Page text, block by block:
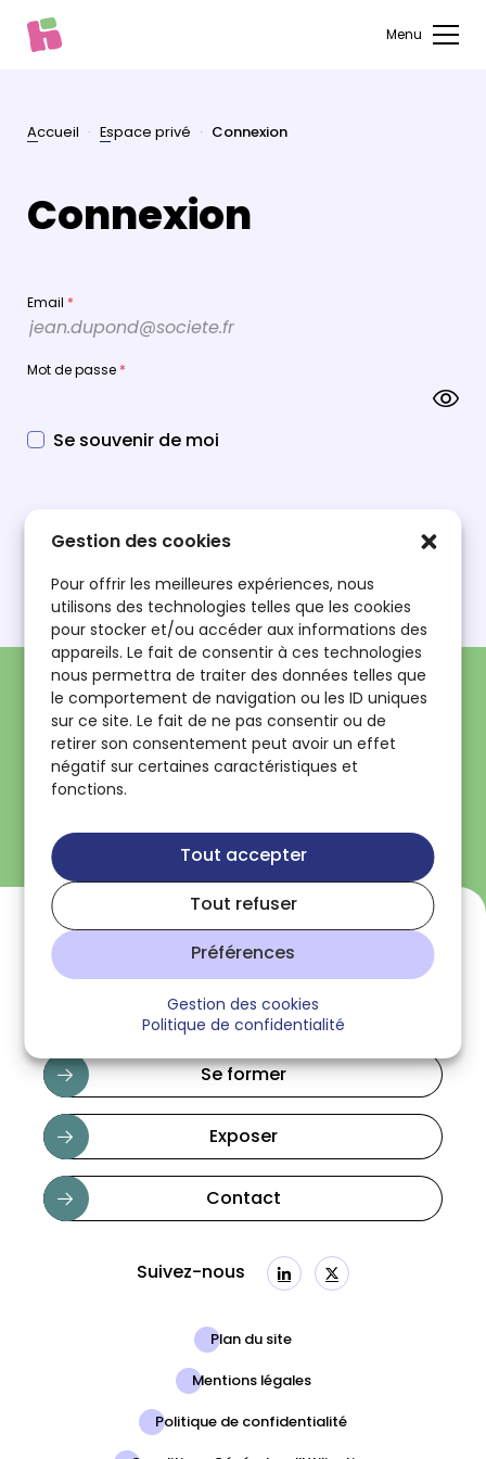
Gestion des cookies
Pour offrir les meilleures expériences, nous
utilisons des technologies telles que les cookies
pour stocker et/ou accéder aux informations des
appareils. Le fait de consentir à ces technologies
nous permettra de traiter des données telles que
le comportement de navigation ou les ID uniques
sur ce site. Le fait de ne pas consentir ou de
retirer son consentement peut avoir un effet
négatif sur certaines caractéristiques et
fonctions.
Tout accepter
Tout refuser
Préférences
Gestion des cookies
Politique de confidentialité
Menu
Accueil Espace privé Connexion
Connexion
Email *
Mot de passe *
Se souvenir de moi
Première connexion ?
Se connecter
Pas encore inscrit ?
Se former
Exposer
Contact
Suivez-nous LinkedinTwitter
Plan du site
Mentions légales
Politique de confidentialité